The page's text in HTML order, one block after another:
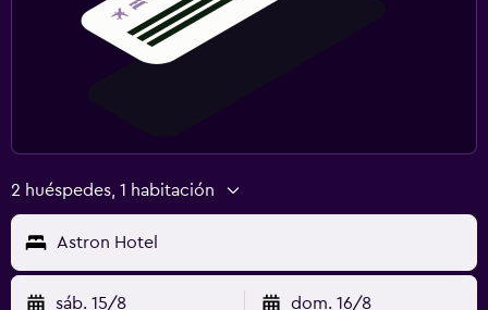
2 huéspedes, 1 habitación
Astron Hotel
sáb. 15/8 dom. 16/8